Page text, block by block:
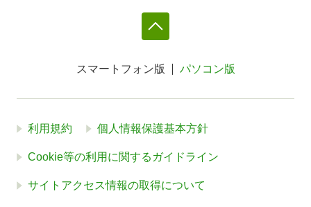
スマートフォン版 パソコン版
利用規約 個人情報保護基本方針
Cookie等の利用に関するガイドライン
サイトアクセス情報の取得について